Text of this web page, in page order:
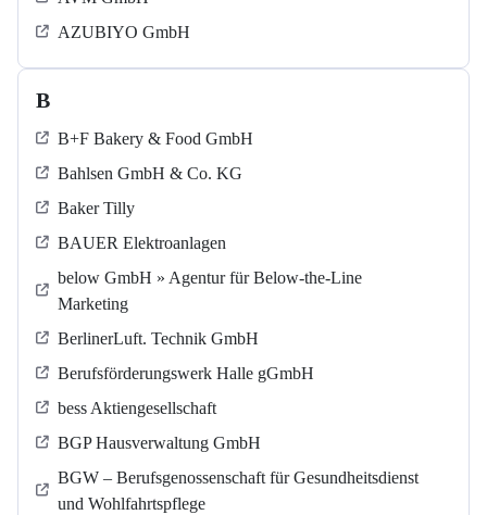
AZUBIYO GmbH
B
B+F Bakery & Food GmbH
Bahlsen GmbH & Co. KG
Baker Tilly
BAUER Elektroanlagen
below GmbH » Agentur für Below-the-Line
Marketing
BerlinerLuft. Technik GmbH
Berufsförderungswerk Halle gGmbH
bess Aktiengesellschaft
BGP Hausverwaltung GmbH
BGW – Berufsgenossenschaft für Gesundheitsdienst
und Wohlfahrtspflege